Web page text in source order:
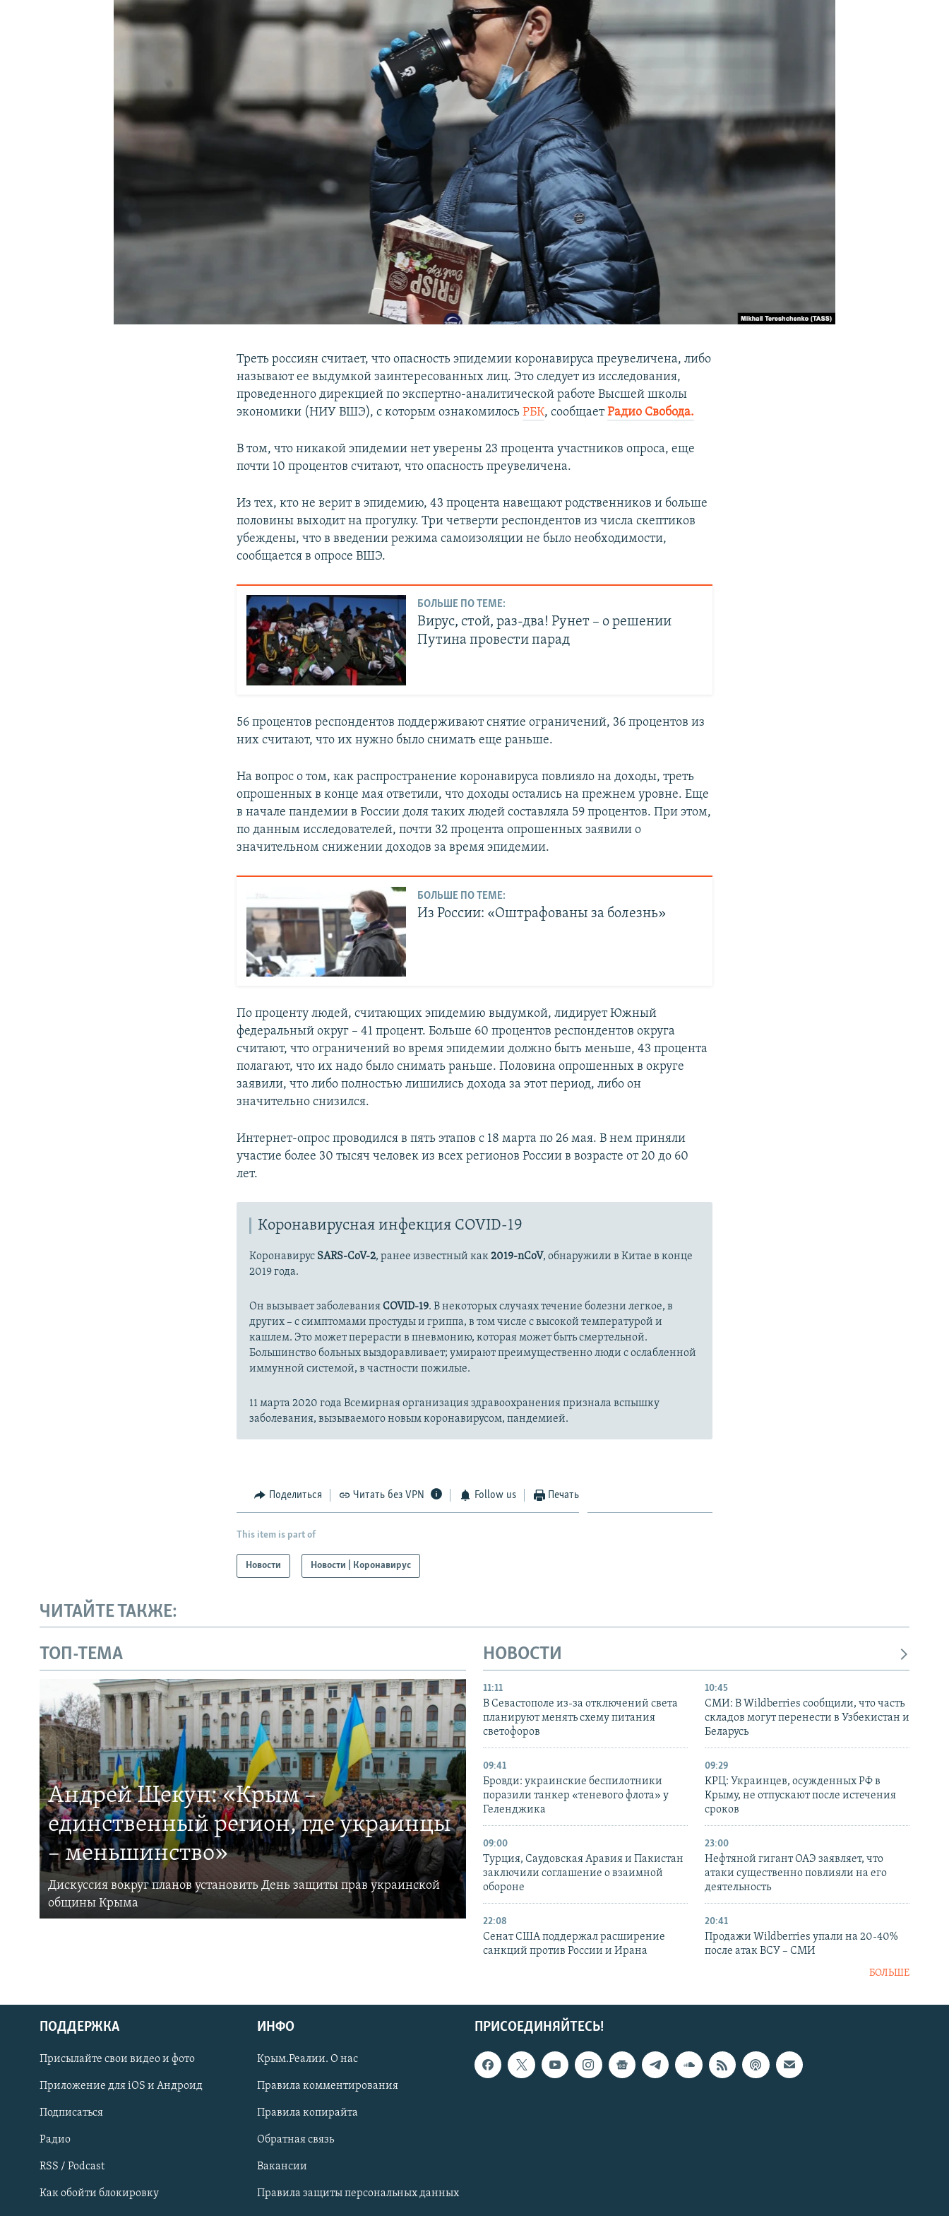
КРЫМ.НЕПОКОРЕННЫЙ
Українською
Qırımtatar
ПРИСОЕДИНЯЙТЕСЬ!
Треть россиян считает, что опасность эпидемии коронавируса преувеличена, либо
называют ее выдумкой заинтересованных лиц. Это следует из исследования,
проведенного дирекцией по экспертно-аналитической работе Высшей школы
экономики (НИУ ВШЭ), с которым ознакомилосьРБК, сообщаетРадио Свобода.
В том, что никакой эпидемии нет уверены 23 процента участников опроса, еще
почти 10 процентов считают, что опасность преувеличен​а.
Из тех, кто не верит в эпидемию, 43 процента навещают родственников и больше
половины выходит на прогулку. Три четверти респондентов из числа скептиков
убеждены, что в введении режима самоизоляции не было необходимости,
сообщается в опросе ВШЭ.
БОЛЬШЕ ПО ТЕМЕ:
Вирус, стой, раз-два! Рунет – о решении
Путина провести парад
56 процентов респондентов поддерживают снятие ограничений, 36 процентов из
них считают, что их нужно было снимать еще раньше.
На вопрос о том, как распространение коронавируса повлияло на доходы, треть
опрошенных в конце мая ответили, что доходы остались на прежнем уровне. Еще
в начале пандемии в России доля таких людей составляла 59 процентов. При этом,
по данным исследователей, почти 32 процента опрошенных заявили о
значительном снижении доходов за время эпидемии.
БОЛЬШЕ ПО ТЕМЕ:
Из России: «Оштрафованы за болезнь»
По проценту людей, считающих эпидемию выдумкой, лидирует Южный
федеральный округ – 41 процент. Больше 60 процентов респондентов округа
считают, что ограничений во время эпидемии должно быть меньше, 43 процента
полагают, что их надо было снимать раньше. Половина опрошенных в округе
заявили, что либо полностью лишились дохода за этот период, либо он
значительно снизился.
Интернет-опрос проводился в пять этапов с 18 марта по 26 мая. В нем приняли
участие более 30 тысяч человек из всех регионов России в возрасте от 20 до 60
лет.
Коронавирусная инфекция COVID-19
Коронавирус SARS-CoV-2, ранее известный как2019-nCoV, обнаружили в Китае в конце
2019 года.
Он вызывает заболеванияCOVID-19. В некоторых случаях течение болезни легкое, в
других – с симптомами простуды и гриппа, в том числе с высокой температурой и
кашлем. Это может перерасти в пневмонию, которая может быть смертельной.
Большинство больных выздоравливает; умирают преимущественно люди с ослабленной
иммунной системой, в частности пожилые.
11 марта 2020 года Всемирная организация здравоохранения признала вспышку
заболевания, вызываемого новым коронавирусом, пандемией.
Поделиться Читать без VPN Follow us Печать
This item is part of
Новости Новости | Коронавирус
ЧИТАЙТЕ ТАКЖЕ:
ТОП-ТЕМА
Андрей Щекун: «Крым –
единственный регион, где украинцы
– меньшинство»
Дискуссия вокруг планов установить День защиты прав украинской
общины Крыма
НОВОСТИ
11:11
В Севастополе из-за отключений света
планируют менять схему питания
светофоров
10:45
СМИ: В Wildberries сообщили, что часть
складов могут перенести в Узбекистан и
Беларусь
09:41
Бровди: украинские беспилотники
поразили танкер «теневого флота» у
Геленджика
09:29
КРЦ: Украинцев, осужденных РФ в
Крыму, не отпускают после истечения
сроков
09:00
Турция, Саудовская Аравия и Пакистан
заключили соглашение о взаимной
обороне
23:00
Нефтяной гигант ОАЭ заявляет, что
атаки существенно повлияли на его
деятельность
22:08
Сенат США поддержал расширение
санкций против России и Ирана
20:41
Продажи Wildberries упали на 20-40%
после атак ВСУ – СМИ
БОЛЬШЕ
ПРИСОЕДИНЯЙТЕСЬ!
ПОДДЕРЖКА
Присылайте свои видео и фото
Приложение для iOS и Андроид
Подписаться
Радио
RSS / Podcast
Как обойти блокировку
ИНФО
Крым.Реалии. О нас
Правила комментирования
Правила копирайта
Обратная связь
Вакансии
Правила защиты персональных данных